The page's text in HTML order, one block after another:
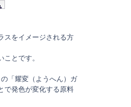
スをイメージされる方
とです。
「耀変（ようへん）ガ
で発色が変化する原料